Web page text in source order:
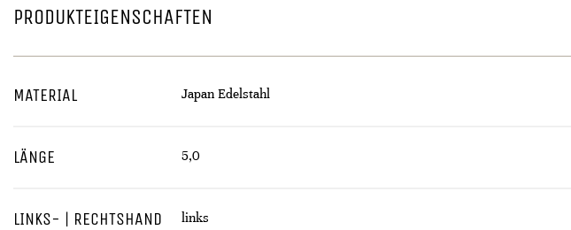
PRODUKTEIGENSCHAFTEN
MATERIAL Japan Edelstahl
LÄNGE 5,0
LINKS- | RECHTSHAND links